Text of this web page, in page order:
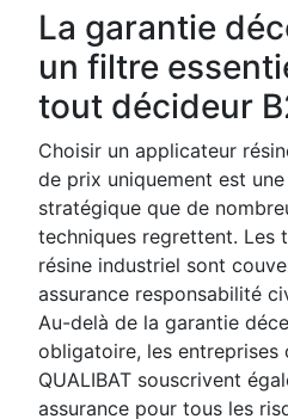
La garantie
un filtre
tout décideur
Choisir un applicateur
de prix uniquement est
stratégique que de
techniques regrettent. Les
résine industriel sont
assurance responsabilité
Au-delà de la garantie
obligatoire, les entreprises
QUALIBAT souscrivent
assurance pour tous les